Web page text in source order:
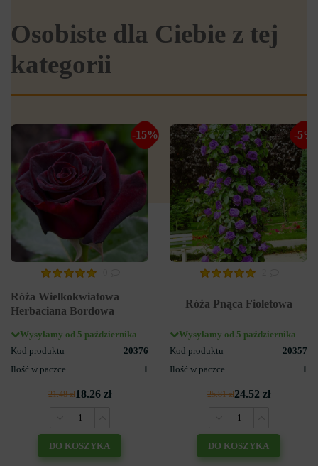
Osobiste dla Ciebie z tej
kategorii
-15%
Róża Wielkokwiatowa
Herbaciana Bordowa
Wysyłamy od 5 października
Kod produktu
20376
Ilość w paczce
1
21.48 zł18.26 zł
DO KOSZYKA
-5%
Róża Pnąca Fioletowa
Wysyłamy od 5 października
Kod produktu
20357
Ilość w paczce
1
25.81 zł24.52 zł
DO KOSZYKA